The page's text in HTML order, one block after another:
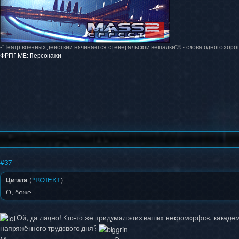
-"Театр военных действий начинается с генеральской вешалки"© - слова одного
ФРПГ ME: Персонажи
#37
Цитата(PROTEKT)
О, боже
Ой, да ладно! Кто-то же придумал этих ваших некроморфов,
напряжённого трудового дня?